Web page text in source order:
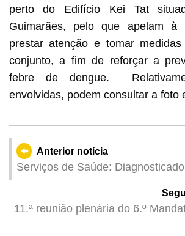
perto do Edifício Kei Tat
Guimarães, pelo que apelam à
prestar atenção e tomar
conjunto, a fim de reforçar a
febre de dengue.
envolvidas, podem consultar a foto
Anterior notícia
Serviços de Saúde:
11.ª reunião plenária do 6.º